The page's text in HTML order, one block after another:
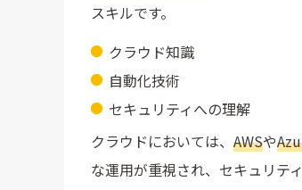
スキルです。
クラウド知識
自動化技術
セキュリティへの理解
クラウドにおいては、 AWSや
な運用が重視され、セキュリテ